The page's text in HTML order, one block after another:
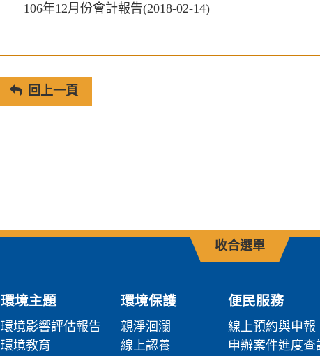
106年12月份會計報告(2018-02-14)
回上一頁
收合選單
環境主題
環境影響評估報告
環境教育
環境保護
親淨洄瀾
線上認養
便民服務
線上預約與申報
申辦案件進度查